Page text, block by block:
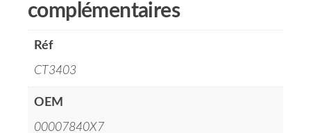
complémentaires
Réf
CT3403
OEM
00007840X7